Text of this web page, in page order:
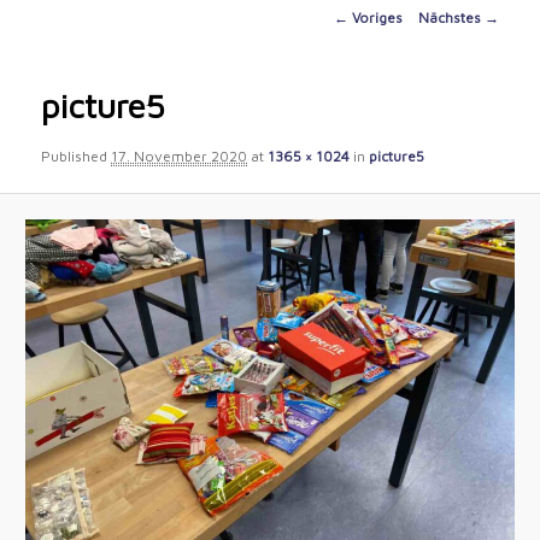
Image
← Voriges Nächstes →
picture5
Published 17. November 2020 at 1365 × 1024 in picture5